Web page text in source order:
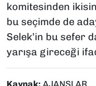
komitesinden
bu seçimde de
Selek’in bu sefer
yarışa gireceği